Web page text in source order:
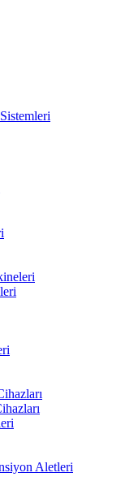
Aletleri